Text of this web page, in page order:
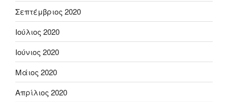
Σεπτέμβριος 2020
Ιούλιος 2020
Ιούνιος 2020
Μάιος 2020
Απρίλιος 2020